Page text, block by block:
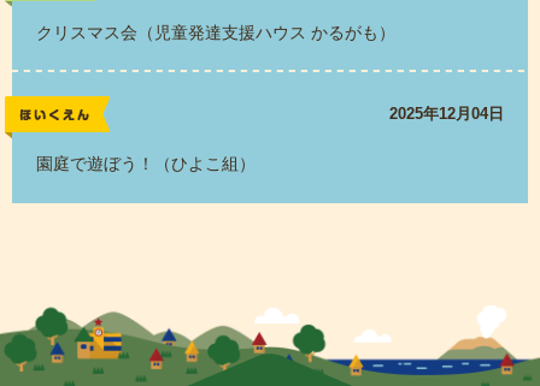
クリスマス会（児童発達支援ハウス かるがも）
2025年12月04日
園庭で遊ぼう！（ひよこ組）